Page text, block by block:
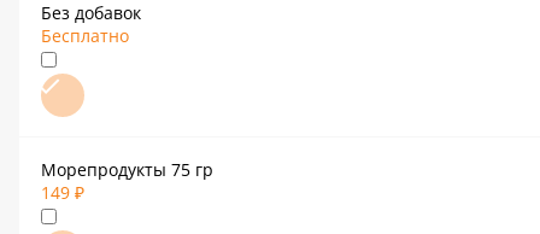
Без добавок
Бесплатно
Морепродукты 75 гр
149 ₽